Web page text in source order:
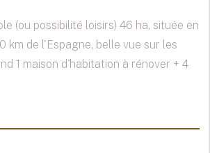
(ou possibilité loisirs) 46 ha, située en
km de l'Espagne, belle vue sur les
1 maison d'habitation à rénover + 4